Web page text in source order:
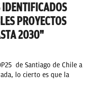
PROYECTOS
2030"
de Santiago de Chile a
lo cierto es que la